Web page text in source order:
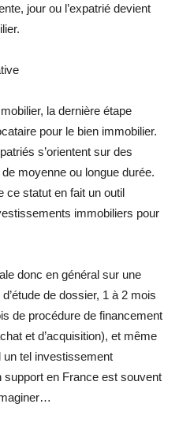
jour ou l’expatrié devient
la dernière étape
pour le bien immobilier.
s’orientent sur des
moyenne ou longue durée.
ce statut en fait un outil
immobiliers pour
donc en général sur une
de dossier, 1 à 2 mois
de procédure de financement
et d’acquisition), et même
un tel investissement
support en France est souvent